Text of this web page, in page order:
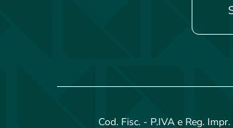
Cod. Fisc. - P.IVA e Reg.